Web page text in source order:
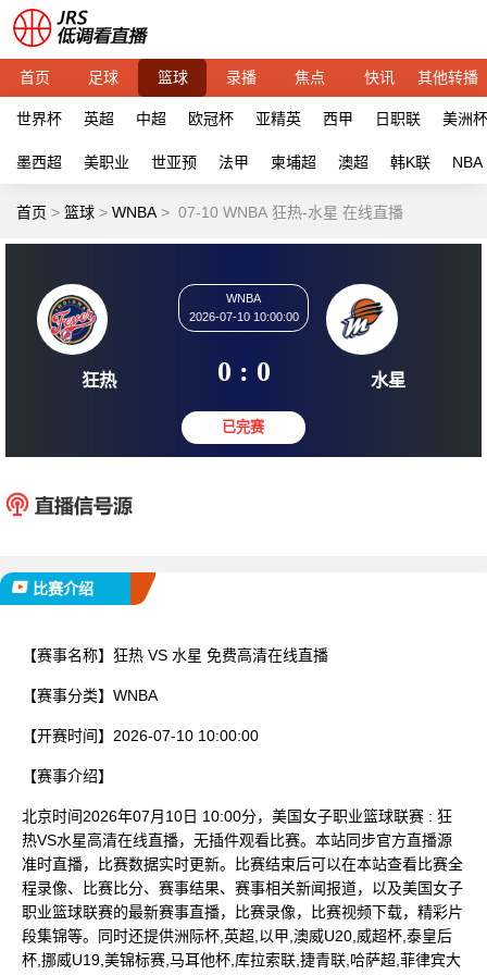
首页 足球 篮球 录播 焦点 快讯 其他转播
世界杯 英超 中超 欧冠杯 亚精英 西甲 日职联 美洲杯
墨西超 美职业 世亚预 法甲 柬埔超 澳超 韩K联 NBA
首页 > 篮球 > WNBA > 07-10 WNBA 狂热-水星 在线直播
狂热
2026-07-10 10:00:00
0 : 0 水
比赛介绍
【赛事名称】 狂热 VS 水星 免费高清在线直播
【赛事分类】 WNBA
【开赛时间】 2026-07-10 10:00:00
【赛事介绍】
北京时间2026年07月10日 10:00分，美国女子职业篮球联赛 : 狂
热VS水星高清在线直播，无插件观看比赛。本站同步官方直播源
准时直播，比赛数据实时更新。比赛结束后可以在本站查看比赛全
程录像、比赛比分、赛事结果、赛事相关新闻报道，以及美国女子
职业篮球联赛的最新赛事直播，比赛录像，比赛视频下载，精彩片
段集锦等。同时还提供洲际杯,英超,以甲,澳威U20,威超杯,泰皇后
杯,挪威U19,美锦标赛,马耳他杯,库拉索联,捷青联,哈萨超,菲律宾大